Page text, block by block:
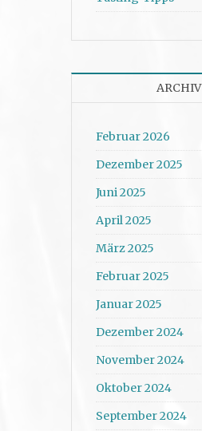
ARCHIV
Februar 2026
Dezember 2025
Juni 2025
April 2025
März 2025
Februar 2025
Januar 2025
Dezember 2024
November 2024
Oktober 2024
September 2024